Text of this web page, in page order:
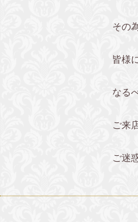
その
皆様
なる
ご来
ご迷